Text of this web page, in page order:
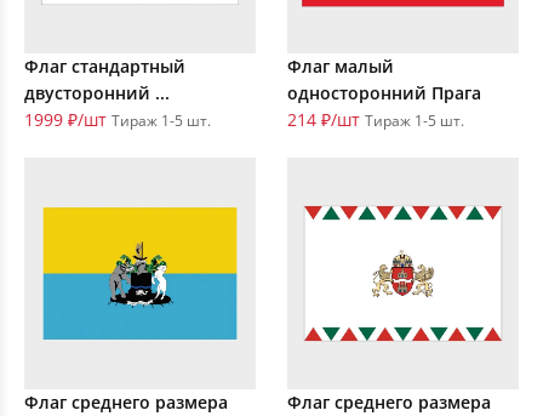
Флаг стандартный
двусторонний ...
1999 ₽/шт Тираж 1-5 шт.
Флаг малый
односторонний Прага
214 ₽/шт Тираж 1-5 шт.
Флаг среднего размера
Флаг среднего размера